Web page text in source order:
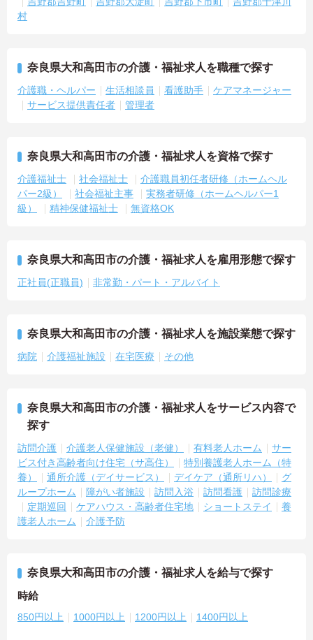
村
奈良県大和高田市の介護・福祉求人を職種で探す
介護職・ヘルパー 生活相談員 看護助手
ケアマネージャー
サービス提供責任者
管理者
奈良県大和高田市の介護・福祉求人を資格で探す
介護福祉士 社会福祉士
介護職員初任者研修（ホームヘル
パー2級）
社会福祉主事
実務者研修（ホームヘルパー1
級）
精神保健福祉士 無資格OK
奈良県大和高田市の介護・福祉求人を雇用形態で探す
正社員(正職員) 非常勤・パート・アルバイト
奈良県大和高田市の介護・福祉求人を施設業態で探す
病院 介護福祉施設 在宅医療 その他
奈良県大和高田市の介護・福祉求人をサービス内容で
探す
訪問介護 介護老人保健施設（老健） 有料老人ホーム
サー
ビス付き高齢者向け住宅（サ高住）
特別養護老人ホーム（特
養）
通所介護（デイサービス） デイケア（通所リハ）
グ
ループホーム
障がい者施設 訪問入浴 訪問看護
訪問診療
定期巡回
ケアハウス・高齢者住宅地 ショートステイ
養
護老人ホーム
介護予防
奈良県大和高田市の介護・福祉求人を給与で探す
時給
850円以上 1000円以上 1200円以上 1400円以上